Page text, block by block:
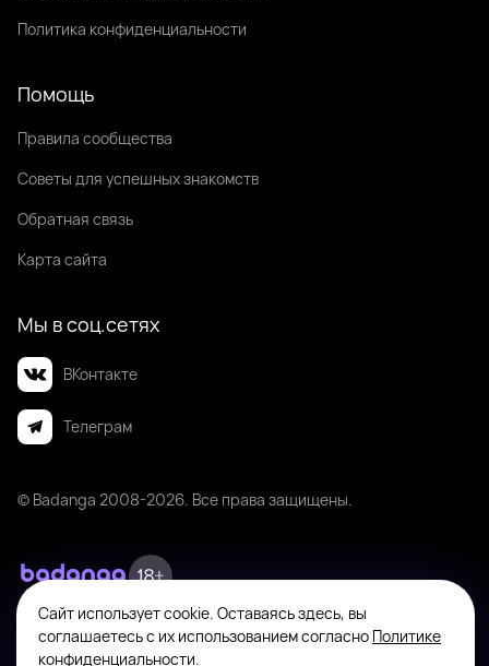
Политика конфиденциальности
Помощь
Правила сообщества
Советы для успешных знакомств
Обратная связь
Карта сайта
Мы в соц.сетях
ВКонтакте
Телеграм
© Badanga 2008-2026 . Все права защищены.
Badanga не является площадкой для оказания или поиска платных
интимных услуг. Платформа предназначена исключительно для личного
общения между совершеннолетними пользователями с целью поиска
Сайт использует cookie. Оставаясь здесь, вы
соглашаетесь с их использованием согласно Политике
конфиденциальности.